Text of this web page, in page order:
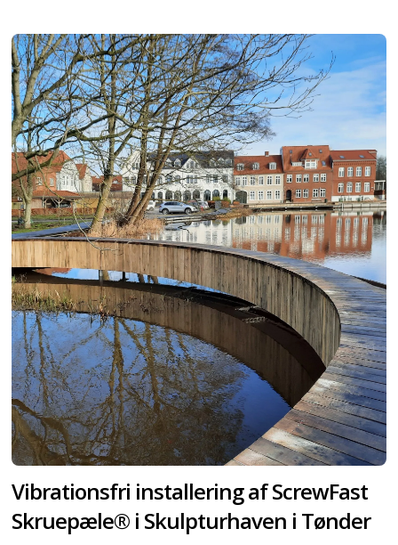
Vibrationsfri installering af ScrewFast
Skruepæle® i Skulpturhaven i Tønder